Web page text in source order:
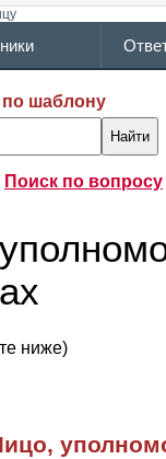
по шаблону
Поиск по вопросу
ниже)